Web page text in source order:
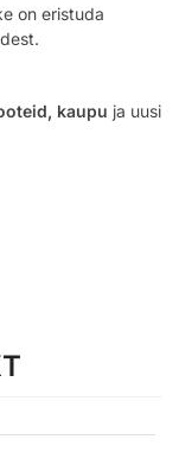
on eristuda
kaupu ja uusi